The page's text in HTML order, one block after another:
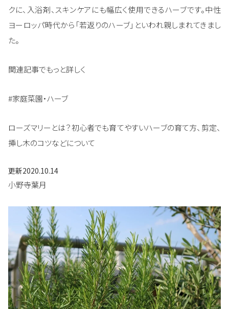
クに、入浴剤、スキンケアにも幅広く使用できるハーブです。中性
ヨーロッパ時代から「若返りのハーブ」といわれ親しまれてきまし
た。
関連記事でもっと詳しく
#家庭菜園・ハーブ
ローズマリーとは？初心者でも育てやすいハーブの育て方、剪定、
挿し木のコツなどについて
更新2020.10.14
小野寺葉月